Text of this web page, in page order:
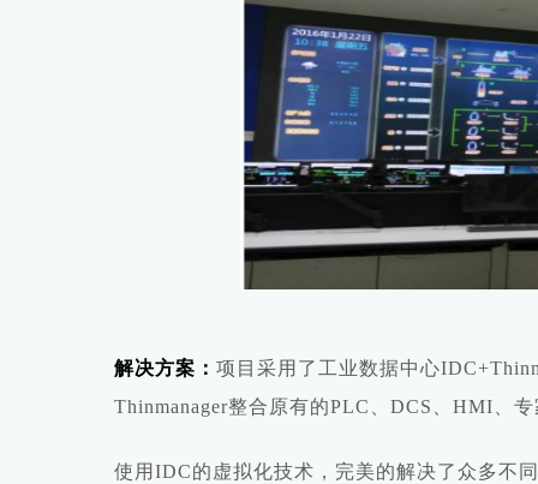
解决方案： 项目采用了工业数据中心I
Thinmanager整合原有的PLC DCS HMI 、
使用 IDC的虚拟化技术，完美的解决了众多不